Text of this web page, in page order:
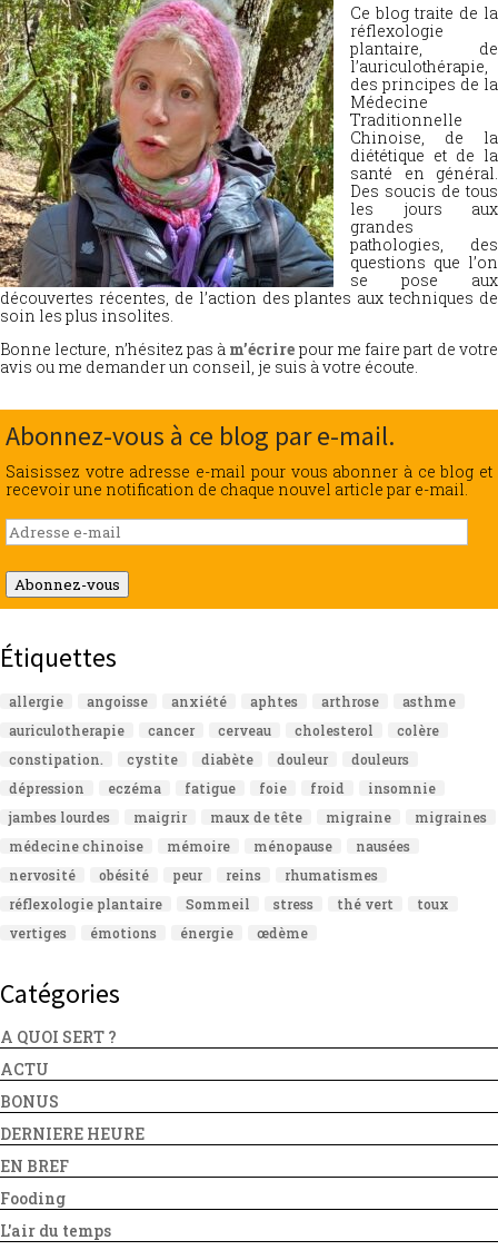
Ce blog traite de la
réflexologie
plantaire, de
l’auriculothérapie,
des principes de la
Médecine
Traditionnelle
Chinoise, de la
diététique et de la
santé en général.
Des soucis de tous
les jours aux
grandes
pathologies, des
questions que l’on
se pose aux
découvertes récentes, de l’action des plantes aux techniques de
soin les plus insolites.
Bonne lecture, n’hésitez pas à m’écrire pour me faire part de votre
avis ou me demander un conseil, je suis à votre écoute.
Abonnez-vous à ce blog par e-mail.
Saisissez votre adresse e-mail pour vous abonner à ce blog et
recevoir une notification de chaque nouvel article par e-mail.
Adresse
e-
mail
Abonnez-vous
Étiquettes
allergie angoisse anxiété aphtes arthrose
asthme
auriculotherapie
cancer cerveau cholesterol
colère
constipation.
cystite diabète douleur
douleurs
dépression
eczéma fatigue foie froid
insomnie
jambes lourdes
maigrir maux de tête migraine
migraines
médecine chinoise
mémoire ménopause
nausées
nervosité
obésité peur reins
rhumatismes
réflexologie plantaire
Sommeil stress thé vert
toux
vertiges
émotions énergie œdème
Catégories
A QUOI SERT ?
ACTU
BONUS
DERNIERE HEURE
EN BREF
Fooding
L'air du temps